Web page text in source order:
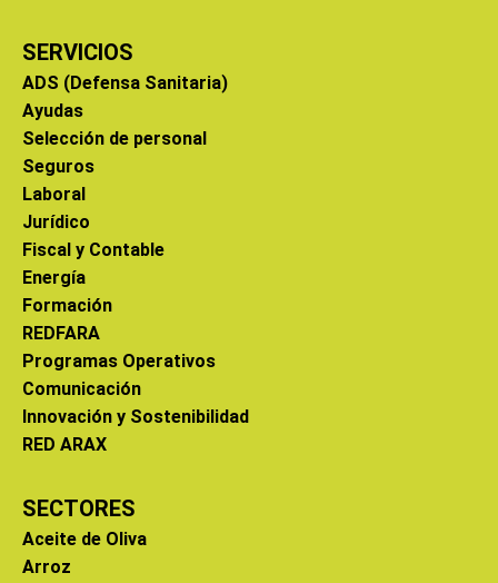
SERVICIOS
ADS (Defensa Sanitaria)
Ayudas
Selección de personal
Seguros
Laboral
Jurídico
Fiscal y Contable
Energía
Formación
REDFARA
Programas Operativos
Comunicación
Innovación y Sostenibilidad
RED ARAX
SECTORES
Aceite de Oliva
Arroz